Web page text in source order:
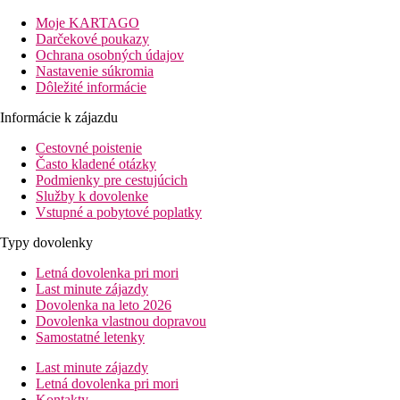
Vybavenie
Vstupná hala s recepciou, reštaurácia, bazén (lehátka a slnečníky
zadarmo), bar pri bazéne, parkovisko.
Izby
poplatok), TV/sat., wifi (zdarma), trezor (za poplatok),
Pláž
Piesočná, priamo pri hoteli (cez miestnu komunikáciu), lehátka a
slnečníky zdarma v rámci konzumácie v plážovom bare.
Raňajky
Polpenzia
raňajky formou bufetu
večera servírovaná
Internet
Web
Moje KARTAGO
Darčekové poukazy
Ochrana osobných údajov
Nastavenie súkromia
Dôležité informácie
Informácie k zájazdu
Cestovné poistenie
Často kladené otázky
Podmienky pre cestujúcich
Služby k dovolenke
Vstupné a pobytové poplatky
Typy dovolenky
Letná dovolenka pri mori
Last minute zájazdy
Dovolenka na leto 2026
Dovolenka vlastnou dopravou
Samostatné letenky
Last minute zájazdy
Letná dovolenka pri mori